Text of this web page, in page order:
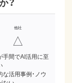
△
手間でAI活用に至
な活用事例・ノウ